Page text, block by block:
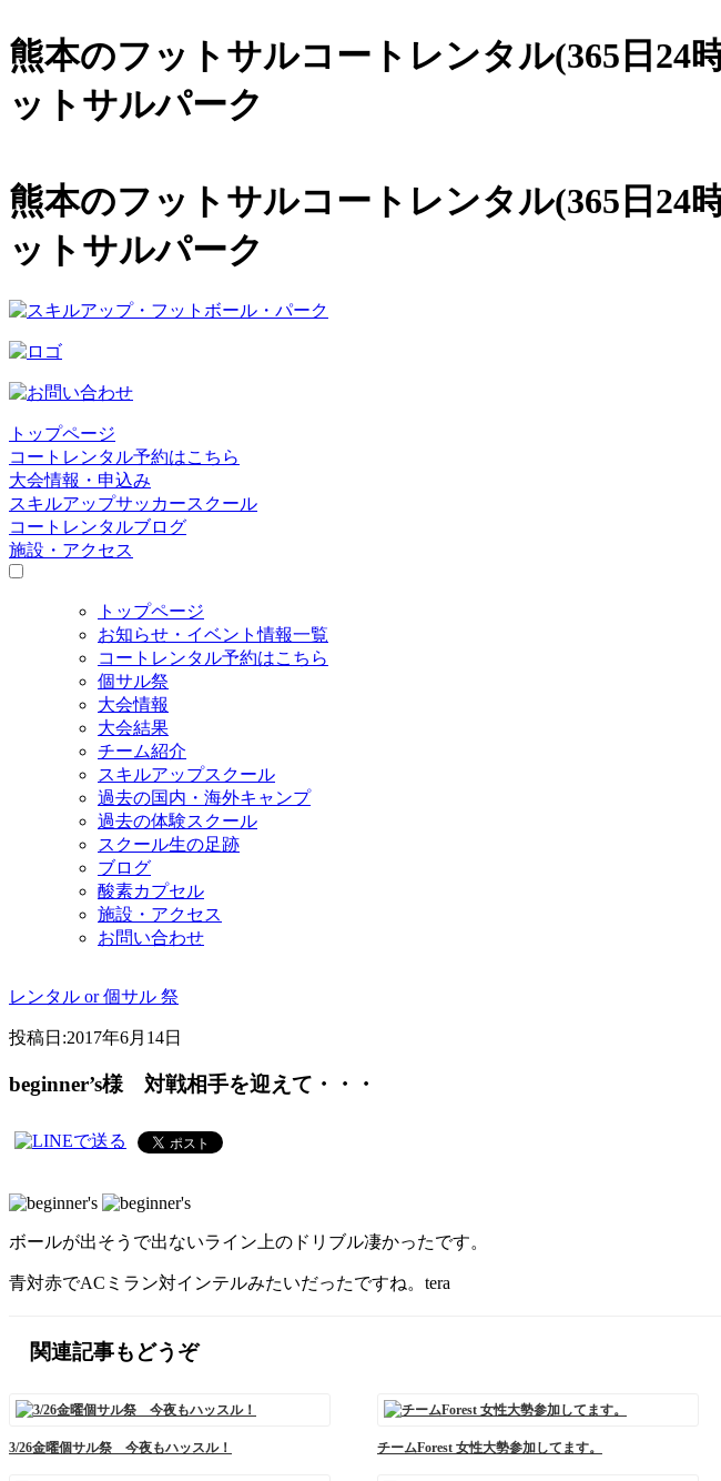
熊本のフットサルコートレンタル(365日24時
ットサルパーク
熊本のフットサルコートレンタル(365日24
ットサルパーク
トップページ
コートレンタル予約はこちら
大会情報・申込み
スキルアップサッカースクール
コートレンタルブログ
施設・アクセス
トップページ
お知らせ・イベント情報一覧
コートレンタル予約はこちら
個サル祭
大会情報
大会結果
チーム紹介
スキルアップスクール
過去の国内・海外キャンプ
過去の体験スクール
スクール生の足跡
ブログ
酸素カプセル
施設・アクセス
お問い合わせ
レンタル or 個サル 祭
投稿日:2017年6月14日
beginner’s様 対戦相手を迎えて・・・
ボールが出そうで出ないライン上のドリブル凄かったです。
青対赤でACミラン対インテルみたいだったですね。tera
関連記事もどうぞ
3/26金曜個サル祭 今夜もハッスル！ チームForest 女性大勢参加してます。